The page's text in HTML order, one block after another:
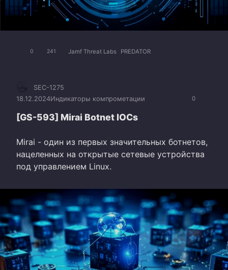
0 241 Jamf Threat Labs PREDATOR
0
SEC-1275
18.12.2024Индикаторы компрометации
[GS-593] Mirai Botnet IOCs
Mirai - один из первых значительных ботнетов,
нацеленных на открытые сетевые устройства
под управлением Linux.